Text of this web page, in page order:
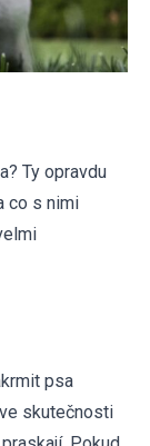
Ty opravdu
co s nimi
psa
skutečnosti